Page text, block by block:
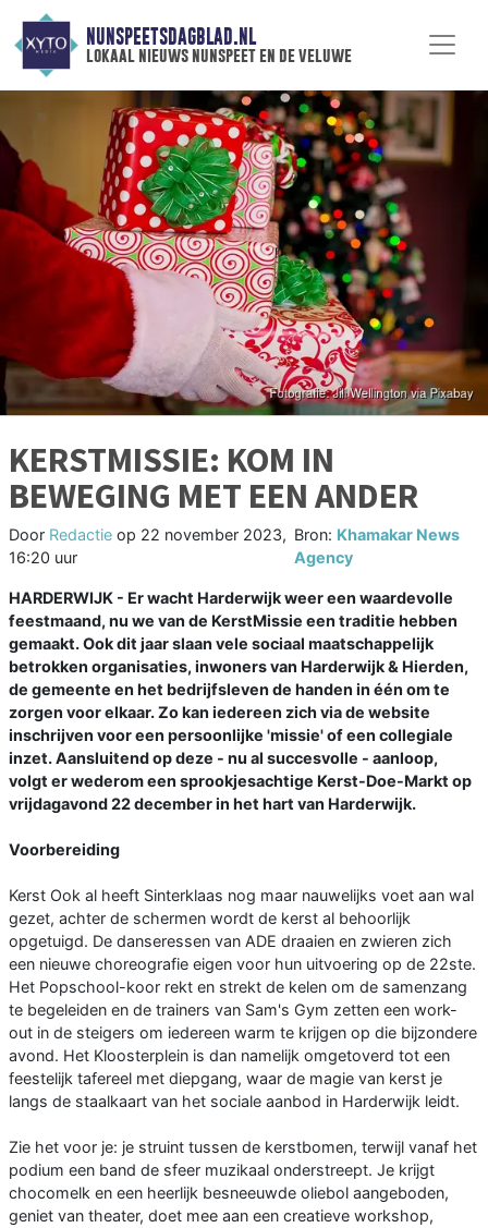
NUNSPEETSDAGBLAD.NL
lokaal nieuws nunspeet en de veluwe
KERSTMISSIE: KOM IN
BEWEGING MET EEN ANDER
Door Redactie op 22 november 2023,
16:20 uur
Bron: Khamakar News
Agency
HARDERWIJK - Er wacht Harderwijk weer een waardevolle
feestmaand, nu we van de KerstMissie een traditie hebben
gemaakt. Ook dit jaar slaan vele sociaal maatschappelijk
betrokken organisaties, inwoners van Harderwijk & Hierden,
de gemeente en het bedrijfsleven de handen in één om te
zorgen voor elkaar. Zo kan iedereen zich via de website
inschrijven voor een persoonlijke 'missie' of een collegiale
inzet. Aansluitend op deze - nu al succesvolle - aanloop,
volgt er wederom een sprookjesachtige Kerst-Doe-Markt op
vrijdagavond 22 december in het hart van Harderwijk.
Voorbereiding
Kerst Ook al heeft Sinterklaas nog maar nauwelijks voet aan wal
gezet, achter de schermen wordt de kerst al behoorlijk
opgetuigd. De danseressen van ADE draaien en zwieren zich
een nieuwe choreografie eigen voor hun uitvoering op de 22ste.
Het Popschool-koor rekt en strekt de kelen om de samenzang
te begeleiden en de trainers van Sam's Gym zetten een work-
out in de steigers om iedereen warm te krijgen op die bijzondere
avond. Het Kloosterplein is dan namelijk omgetoverd tot een
feestelijk tafereel met diepgang, waar de magie van kerst je
langs de staalkaart van het sociale aanbod in Harderwijk leidt.
Zie het voor je: je struint tussen de kerstbomen, terwijl vanaf het
podium een band de sfeer muzikaal onderstreept. Je krijgt
chocomelk en een heerlijk besneeuwde oliebol aangeboden,
geniet van theater, doet mee aan een creatieve workshop,